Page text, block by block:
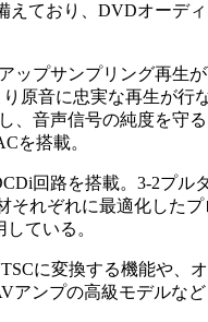
えており、DVDオーデ
プサンプリング再生
原音に忠実な再生が行
、音声信号の純度を守
を搭載。
回路を搭載。3-2プル
それぞれに最適化した
ている。
に変換する機能や、
アンプの高級モデルな